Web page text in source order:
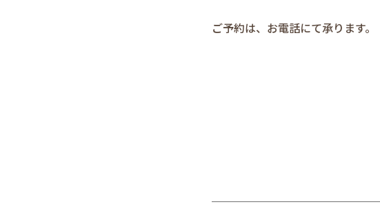
ご予約は、お電話にて承ります